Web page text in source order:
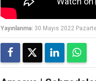
Yayınlanma: 30 Mayıs 2022